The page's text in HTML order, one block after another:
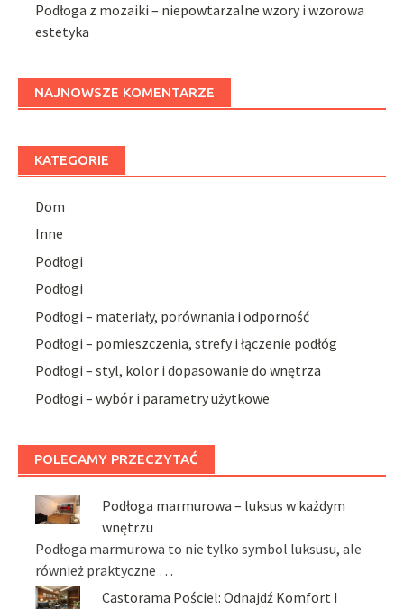
Podłoga z mozaiki – niepowtarzalne wzory i wzorowa
estetyka
NAJNOWSZE KOMENTARZE
KATEGORIE
Dom
Inne
Podłogi
Podłogi
Podłogi – materiały, porównania i odporność
Podłogi – pomieszczenia, strefy i łączenie podłóg
Podłogi – styl, kolor i dopasowanie do wnętrza
Podłogi – wybór i parametry użytkowe
POLECAMY PRZECZYTAĆ
Podłoga marmurowa – luksus w każdym
wnętrzu
Podłoga marmurowa to nie tylko symbol luksusu, ale
również praktyczne …
Castorama Pościel: Odnajdź Komfort I